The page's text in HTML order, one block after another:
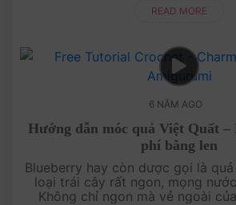
READ MORE
6 NĂM AGO
Hướng dẫn móc quả Việt Quất
phí bằng len
Blueberry hay còn dược gọi là
loại trái cây rất ngon, mọng
Không chỉ ngon mà vẻ ngoài